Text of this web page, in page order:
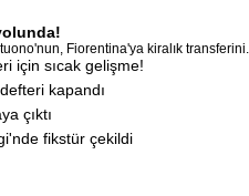
Fiorentina'ya kiralık transferini...
için sıcak gelişme!
kapandı
çıktı
fikstür çekildi